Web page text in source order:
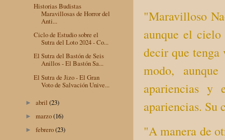
"Maravilloso
aunque el cielo
decir que tenga
modo,
apariencias y
apariencias. Su
"A manera de
Historias Budistas
Maravillosas de Horror del
Anti...
Ciclo de Estudio sobre el
Sutra del Loto 2024 - Co...
El Sutra del Bastón de Seis
Anillos - El Bastón Sa...
El Sutra de Jizo - El Gran
Voto de Salvación Unive...
►abril(23)
►marzo(16)
►febrero(23)